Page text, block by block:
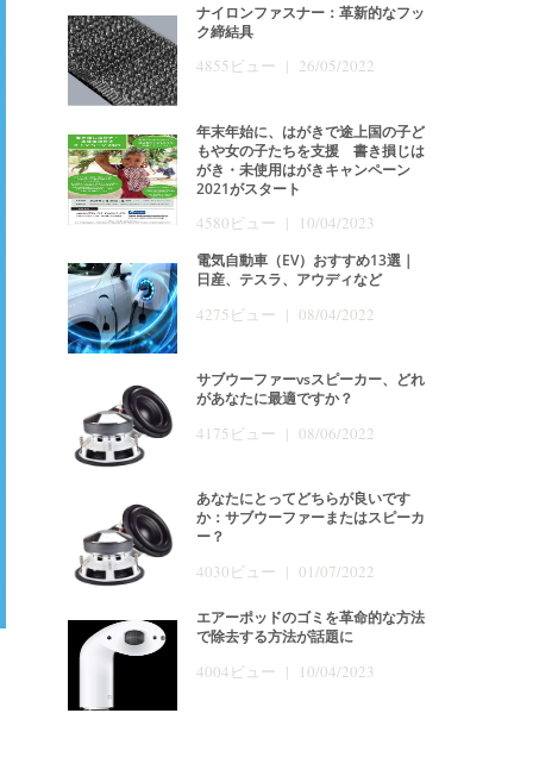
ナイロンファスナー：革新的なフッ
ク締結具
4855ビュー | 26/05/2022
年末年始に、はがきで途上国の子ど
もや女の子たちを支援 書き損じは
がき・未使用はがきキャンペーン
2021がスタート
4580ビュー | 10/04/2023
電気自動車（EV）おすすめ13選｜
日産、テスラ、アウディなど
4275ビュー | 08/04/2022
サブウーファーvsスピーカー、どれ
があなたに最適ですか？
4175ビュー | 08/06/2022
あなたにとってどちらが良いです
か：サブウーファーまたはスピーカ
ー？
4030ビュー | 01/07/2022
エアーポッドのゴミを革命的な方法
で除去する方法が話題に
4004ビュー | 10/04/2023